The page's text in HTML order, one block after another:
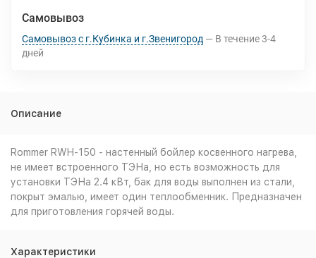
Самовывоз
Самовывоз с г.Кубинка и г.Звенигород В течение3-4
дней
Описание
Rommer RWH-150 - настенный бойлер косвенного нагрева,
не имеет встроенного ТЭНа, но есть возможность для
установки ТЭНа 2.4 кВт, бак для воды выполнен из стали,
покрыт эмалью, имеет один теплообменник. Предназначен
для приготовления горячей воды.
Характеристики